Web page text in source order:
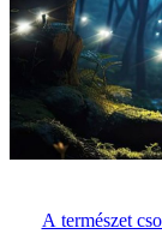
A természet